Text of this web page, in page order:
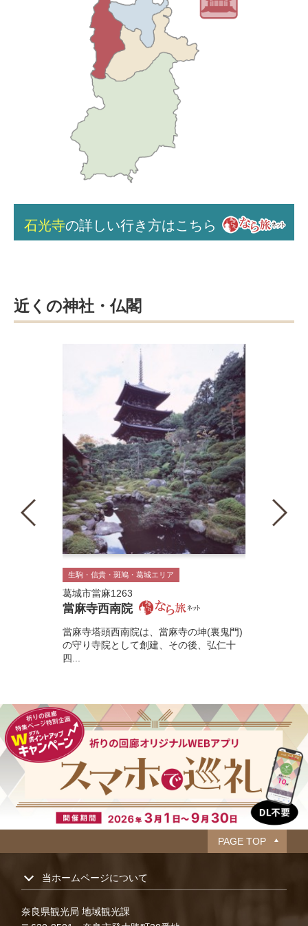
石光寺の詳しい行き方はこちら
近くの神社・仏閣
生駒・信貴・斑鳩・葛城エリア
葛城市當麻1263
當麻寺西南院
當麻寺塔頭西南院は、當麻寺の坤(裏鬼門)
の守り寺院として創建、その後、弘仁十
四...
PAGE TOP
当ホームページについて
奈良県観光局 地域観光課